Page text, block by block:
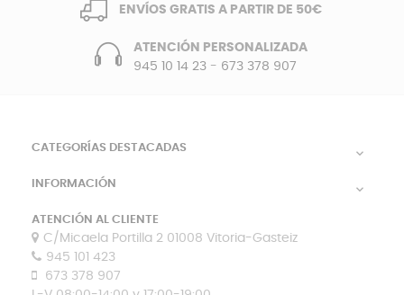
ENVÍOS GRATIS A PARTIR DE 50€
ATENCIÓN PERSONALIZADA
945 10 14 23- 673 378 907
CATEGORÍAS DESTACADAS 
INFORMACIÓN 
ATENCIÓN AL CLIENTE
C/Micaela Portilla 2 01008 Vitoria-Gasteiz
945 101 423
673 378 907